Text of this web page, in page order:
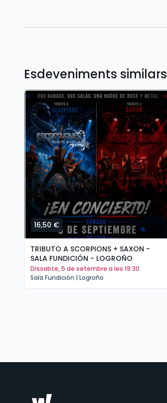
Esdeveniments similars
16,50 €
TRIBUTO A SCORPIONS + SAXON -
SALA FUNDICIÓN - LOGROÑO
dissabte, 5 de setembre a les 19:30
Sala Fundición | Logroño